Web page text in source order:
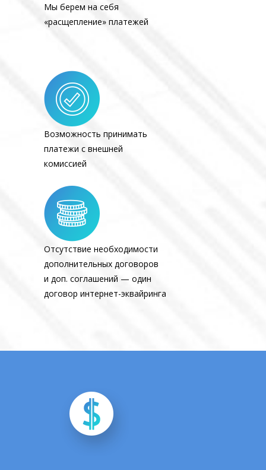
Мы берем на себя
«расщепление» платежей
Возможность принимать
платежи с внешней
комиссией
Отсутствие необходимости
дополнительных договоров
и доп. соглашений — один
договор интернет-эквайринга